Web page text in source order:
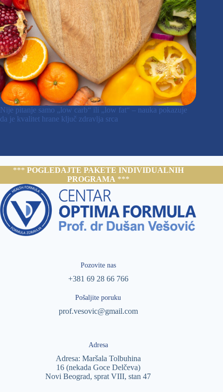
Nije pitanje samo „low carb“ ili „low fat“ – nauka pokazuje
da je kvalitet hrane ključ zdravlja srca
*** POGLEDAJTE PAKETE INDIVIDUALNIH
PROGRAMA ***
Pozovite nas
+381 69 28 66 766
Pošaljite poruku
prof.vesovic@gmail.com
Adresa
Adresa: Maršala Tolbuhina
16 (nekada Goce Delčeva)
Novi Beograd, sprat VIII, stan 47